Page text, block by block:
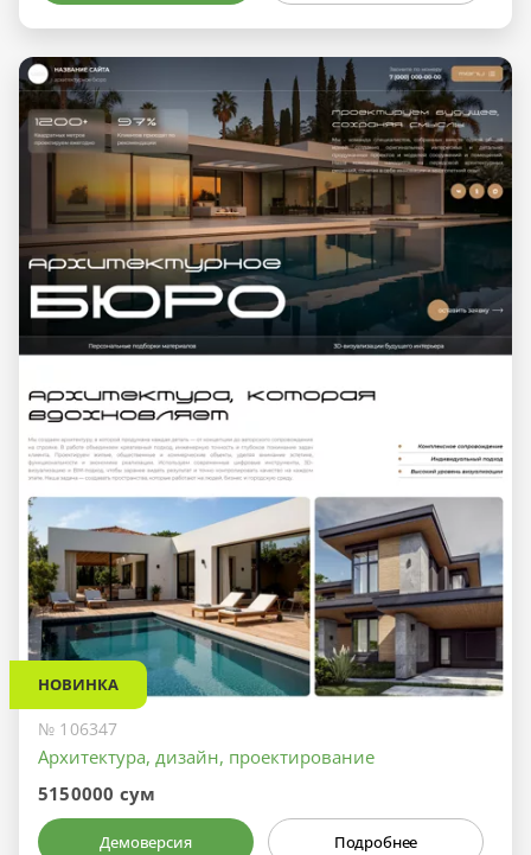
НОВИНКА
№ 106347
Архитектура, дизайн, проектирование
5150000 сум
Демоверсия Подробнее